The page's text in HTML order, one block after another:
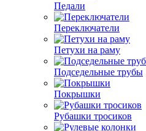
Педали
Переключатели
Петухи на раму
Подседельные трубы
Покрышки
Рубашки тросиков